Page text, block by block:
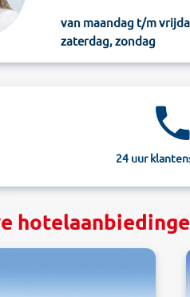
van maandag t/m
zaterdag, zondag
24 uur